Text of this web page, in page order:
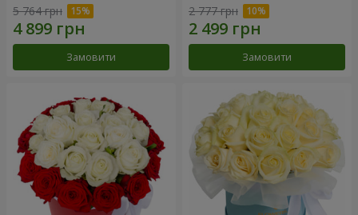
5 764 грн
Замовити
2 777 грн
Замовити